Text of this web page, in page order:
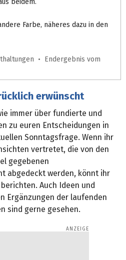
Farbe, näheres dazu in den
• Endergebnis vom
erwünscht
immer über fundierte und
zu euren Entscheidungen in
Sonntagsfrage. Wenn ihr
vertretet, die von den
gegebenen
abgedeckt werden, könnt ihr
Auch Ideen und
Ergänzungen der laufenden
sind gerne gesehen.